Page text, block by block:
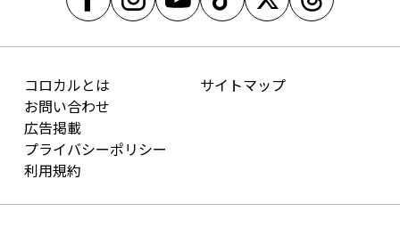
コロカルとは
お問い合わせ
広告掲載
プライバシーポリシー
利用規約
サイトマップ